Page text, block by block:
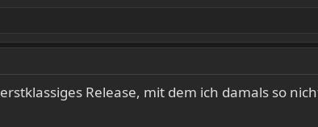
Release, mit dem ich damals so